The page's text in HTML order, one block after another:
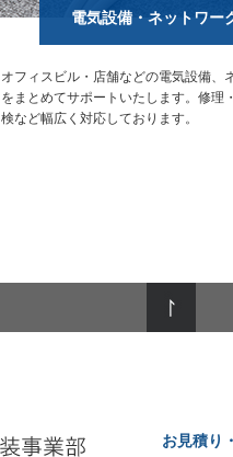
電気設備・ネットワー
オフィスビル・店舗などの電気設備、
をまとめてサポートいたします。修理
検など幅広く対応しております。
お見積り